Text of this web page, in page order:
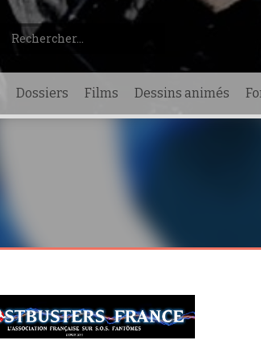
Rechercher :
Dossiers Films Dessins animés